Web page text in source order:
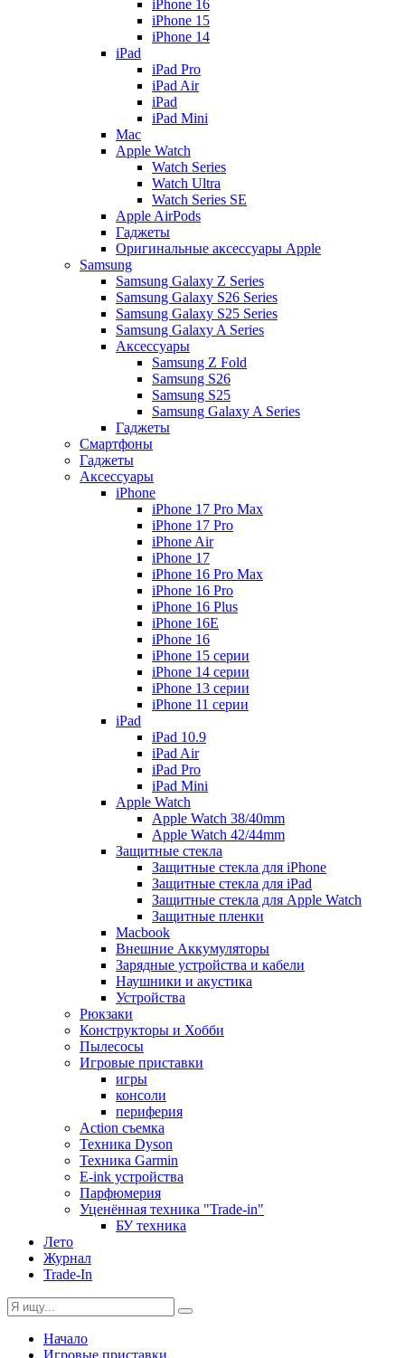
iPhone 16
iPhone 15
iPhone 14
iPad
iPad Pro
iPad Air
iPad
iPad Mini
Mac
Apple Watch
Watch Series
Watch Ultra
Watch Series SE
Apple AirPods
Гаджеты
Оригинальные аксессуары Apple
Samsung
Samsung Galaxy Z Series
Samsung Galaxy S26 Series
Samsung Galaxy S25 Series
Samsung Galaxy A Series
Аксессуары
Samsung Z Fold
Samsung S26
Samsung S25
Samsung Galaxy A Series
Гаджеты
Смартфоны
Гаджеты
Аксессуары
iPhone
iPhone 17 Pro Max
iPhone 17 Pro
iPhone Air
iPhone 17
iPhone 16 Pro Max
iPhone 16 Pro
iPhone 16 Plus
iPhone 16E
iPhone 16
iPhone 15 серии
iPhone 14 серии
iPhone 13 серии
iPhone 11 серии
iPad
iPad 10.9
iPad Air
iPad Pro
iPad Mini
Apple Watch
Apple Watch 38/40mm
Apple Watch 42/44mm
Защитные стекла
Защитные стекла для iPhone
Защитные стекла для iPad
Защитные стекла для Apple Watch
Защитные пленки
Macbook
Внешние Аккумуляторы
Зарядные устройства и кабели
Наушники и акустика
Устройства
Рюкзаки
Конструкторы и Хобби
Пылесосы
Игровые приставки
игры
консоли
периферия
Action съемка
Техника Dyson
Техника Garmin
E-ink устройства
Парфюмерия
Уценённая техника "Trade-in"
БУ техника
Лето
Журнал
Trade-In
Начало
Игровые приставки